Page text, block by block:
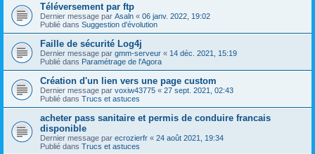
Téléversement par ftp
Dernier message par Asaln « 06 janv. 2022, 19:02
Publié dans Suggestion d'évolution
Faille de sécurité Log4j
Dernier message par gmm-serveur « 14 déc. 2021, 15:19
Publié dans Paramétrage de l'Agora
Création d'un lien vers une page custom
Dernier message par voxiw43775 « 27 sept. 2021, 02:43
Publié dans Trucs et astuces
acheter pass sanitaire et permis de conduire francais
disponible
Dernier message par ecrozierfr « 24 août 2021, 19:34
Publié dans Trucs et astuces